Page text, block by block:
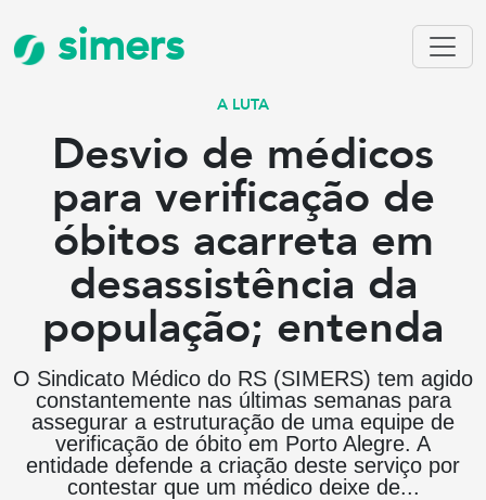
simers
A LUTA
Desvio de médicos
para verificação de
óbitos acarreta em
desassistência da
população; entenda
O Sindicato Médico do RS (SIMERS) tem agido
constantemente nas últimas semanas para
assegurar a estruturação de uma equipe de
verificação de óbito em Porto Alegre. A
entidade defende a criação deste serviço por
contestar que um médico deixe de...